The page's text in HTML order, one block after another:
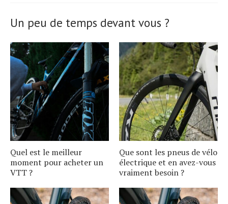
Un peu de temps devant vous ?
Quel est le meilleur
moment pour acheter un
VTT ?
Que sont les pneus de vélo
électrique et en avez-vous
vraiment besoin ?